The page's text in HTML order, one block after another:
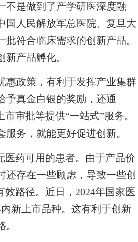
不是做到了产学研医深度融
国人民解放军总医院、复旦大
符合临床需求的创新产品。
产品孵化。
政策，有利于发挥产业集群
予真金白银的奖励，还通
审批等提供“一站式”服务。
务，就能更好促进创新。
医药可用的患者。由于产品价
存在一些顾虑，导致一些创
路径。近日，2024年国家医
新上市品种。这有利于创新